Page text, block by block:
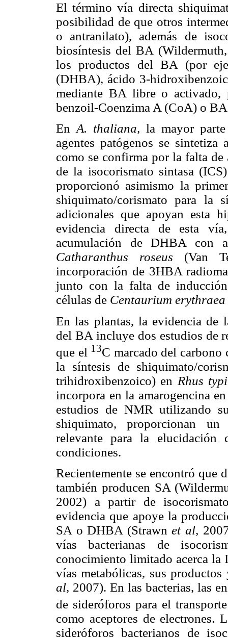
El término vía directa
posibilidad de que otros
o antranilato), además de
biosíntesis del BA
los productos del BA (por
(DHBA), ácido 3-
mediante BA libre o activado,
benzoil-Coenzima A (CoA) o
En A. thaliana, la mayor
agentes patógenos se
como se confirma por la falta
de la isocorismato sintasa
proporcionó asimismo la
shiquimato/corismato para la
adicionales que apoyan esta
evidencia directa de esta
acumulación de DHBA con
Catharanthus roseus (Van
incorporación de 3HBA
junto con la falta de
células de Centaurium erythraea
En las plantas, la evidencia de
del BA incluye dos estudios de
que el 13C marcado del carbono
la síntesis de shiquimato/
trihidroxibenzoico) en Rhus
incorpora en la amarogencina
estudios de NMR utilizando
shiquimato, proporcionan
relevante para la
condiciones.
Recientemente se encontró que
también producen SA
2002) a partir de
evidencia que apoye la
SA o DHBA (Strawnet al,
vías bacterianas de
conocimiento limitado acerca la
vías metabólicas, sus
al, 2007). En las bacterias, las
de sideróforos para el
como aceptores de electrones.
sideróforos bacterianos de